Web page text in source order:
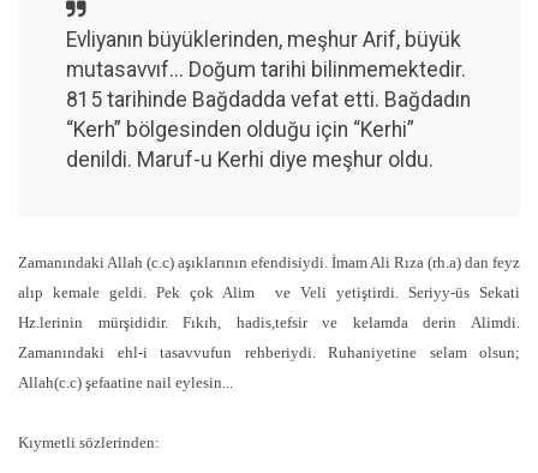
Evliyanın büyüklerinden, meşhur Arif, büyük
mutasavvıf... Doğum tarihi bilinmemektedir.
815 tarihinde Bağdadda vefat etti. Bağdadın
“Kerh” bölgesinden olduğu için “Kerhi”
denildi. Maruf-u Kerhi diye meşhur oldu.
Zamanındaki Allah (c.c) aşıklarının efendisiydi. İmam Ali Rıza (rh.a) dan feyz
alıp kemale geldi. Pek çok Alim ve Veli yetiştirdi. Seriyy-üs Sekati
Hz.lerinin mürşididir. Fıkıh, hadis,tefsir ve kelamda derin Alimdi.
Zamanındaki ehl-i tasavvufun rehberiydi. Ruhaniyetine selam olsun;
Allah(c.c) şefaatine nail eylesin...
Kıymetli sözlerinden: